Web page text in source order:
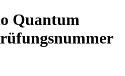
Quantum